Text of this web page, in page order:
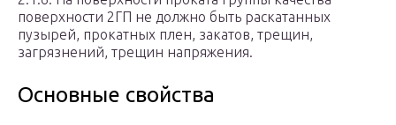
поверхности 2ГП не должно быть раскатанных
пузырей, прокатных плен, закатов, трещин,
загрязнений, трещин напряжения.
Основные свойства